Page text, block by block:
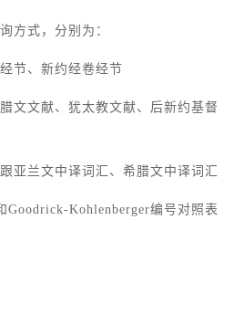
方式，分别为：
节、新约经卷经节
文文献、犹太教文献、后新约基督
亚兰文中译词汇、希腊文中译词汇
Goodrick-Kohlenberger编号对照表